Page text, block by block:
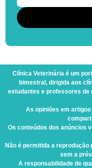
Clínica Veterináriaé um
bimestral, dirigida aos
estudantes e professores de
As opiniões em
Os conteúdos dos anúncios
Não é permitida a
sem a
A responsabilidade de